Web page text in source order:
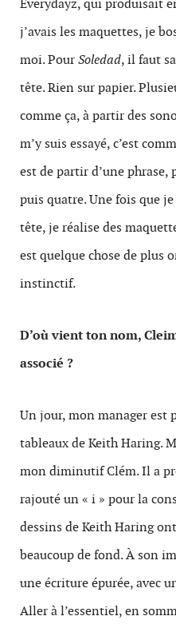
Everydayz, qui produisait
j’avais les maquettes, je
moi. PourSoledad, il faut
tête. Rien sur papier.
comme ça, à partir des
m’y suis essayé, c’est
est de partir d’une
puis quatre. Une fois que
tête, je réalise des
est quelque chose de plus
instinctif.
D’où vient ton nom,
associé ?
Un jour, mon manager est
tableaux de Keith Haring.
mon diminutif Clém. Il a
rajouté un « i » pour la
dessins de Keith Haring
beaucoup de fond. À son
une écriture épurée, avec
Aller à l’essentiel, en